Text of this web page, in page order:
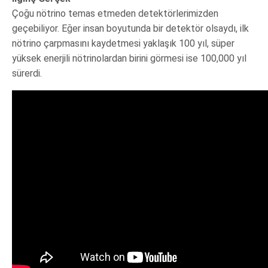
Çoğu nötrino temas etmeden detektörlerimizden
geçebiliyor. Eğer insan boyutunda bir detektör olsaydı, ilk
nötrino çarpmasını kaydetmesi yaklaşık 100 yıl, süper
yüksek enerjili nötrinolardan birini görmesi ise 100,000 yıl
sürerdi.